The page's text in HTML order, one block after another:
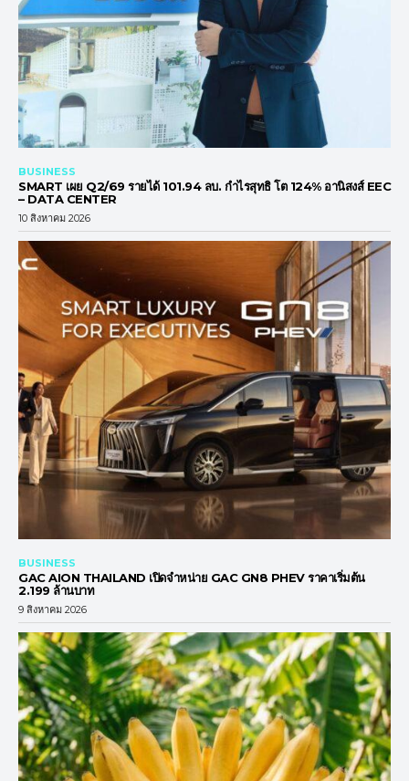
BUSINESS
SMART เผย Q2/69 รายได้ 101.94 ลบ. กำไรสุทธิ โต 124% อานิสงส์ EEC
– DATA CENTER
10 สิงหาคม 2026
BUSINESS
GAC AION THAILAND เปิดจำหน่าย GAC GN8 PHEV ราคาเริ่มต้น
2.199 ล้านบาท
9 สิงหาคม 2026